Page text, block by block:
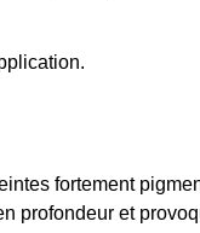
fortement
profondeur et